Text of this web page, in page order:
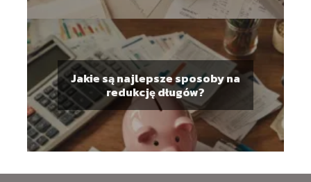
Jakie są najlepsze sposoby na
redukcję długów?